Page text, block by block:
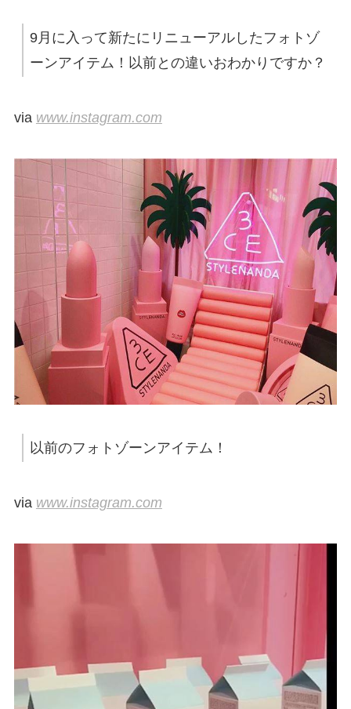
9月に入って新たにリニューアルしたフォトゾ
ーンアイテム！以前との違いおわかりですか？
via www.instagram.com
以前のフォトゾーンアイテム！
via www.instagram.com